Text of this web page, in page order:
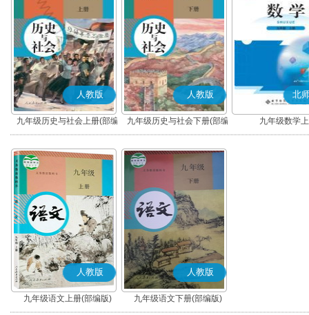
人教版
九年级历史与社会上册(部编
版)
人教版
九年级历史与社会下册(部编
版)
北
九年级数学
人教版
九年级语文上册(部编版)
人教版
九年级语文下册(部编版)